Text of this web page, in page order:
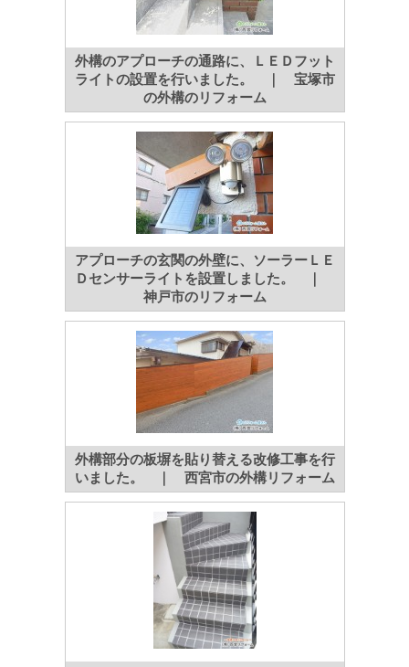
外構のアプローチの通路に、ＬＥＤフット
ライトの設置を行いました。 ｜ 宝塚市
の外構のリフォーム
アプローチの玄関の外壁に、ソーラーＬＥ
Ｄセンサーライトを設置しました。 ｜
神戸市のリフォーム
外構部分の板塀を貼り替える改修工事を行
いました。 ｜ 西宮市の外構リフォーム